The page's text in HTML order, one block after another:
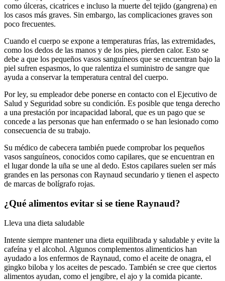
como úlceras, cicatrices e incluso la muerte del tejido (gangrena) en
los casos más graves. Sin embargo, las complicaciones graves son
poco frecuentes.
Cuando el cuerpo se expone a temperaturas frías, las extremidades,
como los dedos de las manos y de los pies, pierden calor. Esto se
debe a que los pequeños vasos sanguíneos que se encuentran bajo la
piel sufren espasmos, lo que ralentiza el suministro de sangre que
ayuda a conservar la temperatura central del cuerpo.
Por ley, su empleador debe ponerse en contacto con el Ejecutivo de
Salud y Seguridad sobre su condición. Es posible que tenga derecho
a una prestación por incapacidad laboral, que es un pago que se
concede a las personas que han enfermado o se han lesionado como
consecuencia de su trabajo.
Su médico de cabecera también puede comprobar los pequeños
vasos sanguíneos, conocidos como capilares, que se encuentran en
el lugar donde la uña se une al dedo. Estos capilares suelen ser más
grandes en las personas con Raynaud secundario y tienen el aspecto
de marcas de bolígrafo rojas.
¿Qué alimentos evitar si se tiene Raynaud?
Lleva una dieta saludable
Intente siempre mantener una dieta equilibrada y saludable y evite la
cafeína y el alcohol. Algunos complementos alimenticios han
ayudado a los enfermos de Raynaud, como el aceite de onagra, el
gingko biloba y los aceites de pescado. También se cree que ciertos
alimentos ayudan, como el jengibre, el ajo y la comida picante.